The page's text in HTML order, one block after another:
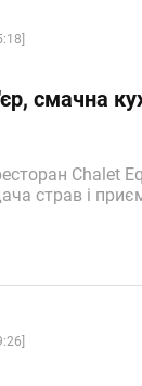
смачна
Chalet
страв і